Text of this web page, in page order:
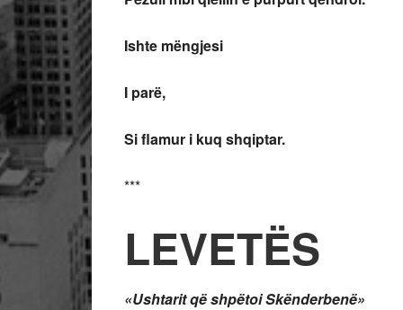
Ishte mëngjesi
I parë,
Si flamur i kuq shqiptar.
***
LEVETËS
«Ushtarit që shpëtoi Skënderbenë»